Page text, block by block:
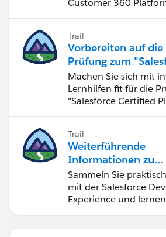
Customer 360
Trail
Vorbereiten auf die
Prüfung zum
Certified Platform
Developer"
Machen Sie sich mit
Lernhilfen fit für die
"Salesforce Certified
Trail
Weiterführende
Informationen zu
Salesforce-
Entwicklungstools
konzepten
Sammeln Sie
mit der Salesforce
Experience und